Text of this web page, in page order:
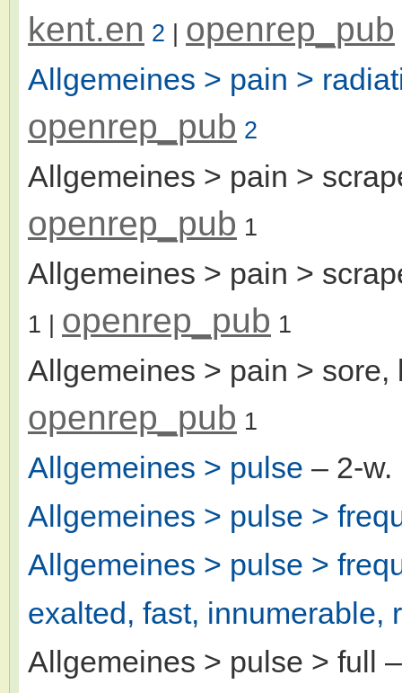
kent.en 2 | openrep_pub
Allgemeines > pain >
openrep_pub 2
Allgemeines > pain >
openrep_pub 1
Allgemeines > pain >
1 | openrep_pub 1
Allgemeines > pain > sore,
openrep_pub 1
Allgemeines > pulse – 2-
Allgemeines > pulse >
Allgemeines > pulse >
exalted, fast, innumerable,
Allgemeines > pulse > full